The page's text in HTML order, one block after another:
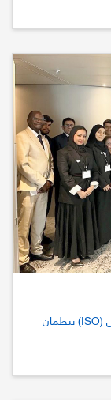
هيئة التقييس الخليجية والمنظمة الدولية للتقييس (ISO) تنظمان